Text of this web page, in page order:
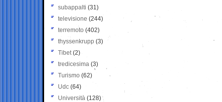
subappalti (31)
televisione(244)
terremoto (402)
thyssenkrupp (3)
Tibet(2)
tredicesima (3)
Turismo (62)
Udc (64)
Università (128)